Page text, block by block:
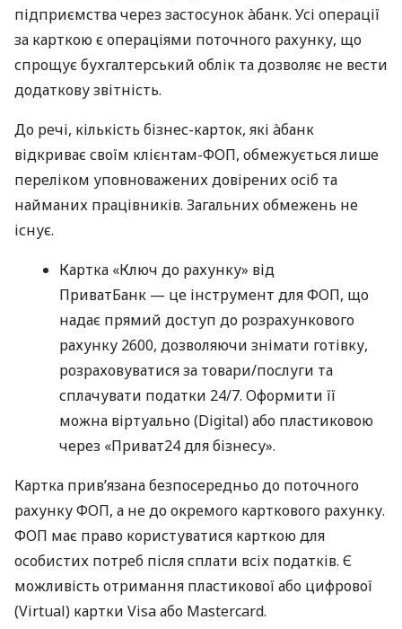
підприємства через застосунок àбанк. Усі операції
за карткою є операціями поточного рахунку, що
спрощує бухгалтерський облік та дозволяє не вести
додаткову звітність.
До речі, кількість бізнес-карток, які àбанк
відкриває своїм клієнтам-ФОП, обмежується лише
переліком уповноважених довірених осіб та
найманих працівників. Загальних обмежень не
існує.
Картка «Ключ до рахунку» від
ПриватБанк — це інструмент для ФОП, що
надає прямий доступ до розрахункового
рахунку 2600, дозволяючи знімати готівку,
розраховуватися за товари/послуги та
сплачувати податки 24/7. Оформити її
можна віртуально (Digital) або пластиковою
через «Приват24 для бізнесу».
Картка прив’язана безпосередньо до поточного
рахунку ФОП, а не до окремого карткового рахунку.
ФОП має право користуватися карткою для
особистих потреб після сплати всіх податків. Є
можливість отримання пластикової або цифрової
(Virtual) картки Visa або Mastercard.